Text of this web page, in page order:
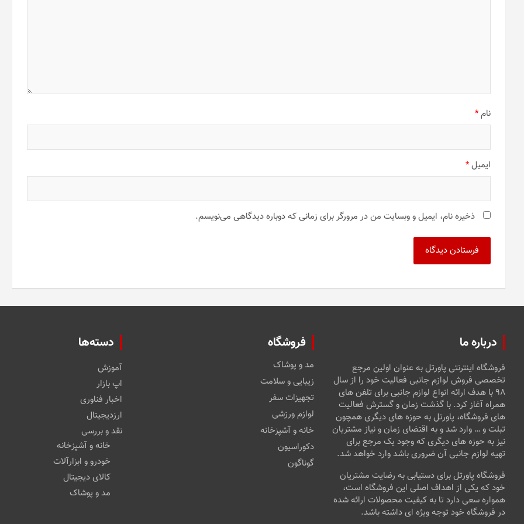
نام*
ایمیل*
ذخیره نام، ایمیل و وبسایت من در مرورگر برای زمانی که دوباره دیدگاهی می‌نویسم.
درباره ما
فروشگاه اینترنتی پاورتل به عنوان اولین مرجع
تخصصی فروش لوازم جانبی فعالیت خود را از سال
۹۸ با هدف ارائه انواع لوازم جانبی برای تلفن های
همراه آغاز کرد. با گذشت زمان و گسترش فعالیت
های فروشگاه، پاورتل به حوزه های دیگری همچون
تبلت و … وارد شد و به اقتضای زمان و نیاز مشتریان
نیز به حوزه های دیگری که وجود یک مرجع برای
تهیه لوازم جانبی آن ضروری باشد وارد خواهد شد.
فروشگاه پاورتل برای دستیابی به رضایت مشتریان
خود که یکی از اهداف اصلی این فروشگاه است،
همواره سعی دارد تا به کیفیت محصولات ارائه شده
در فروشگاه خود توجه ویژه ای داشته باشد.
فروشگاه
مد و پوشاک
زیبایی و سلامت
تجهیزات سفر
لوازم ورزشی
خانه و آشپزخانه
دکوراسیون
گوناگون
دسته‌ها
آموزش
اپ بازار
اخبار فناوری
ارزدیجیتال
نقد و بررسی
خانه و آشپزخانه
خودرو و ابزارآلات
کالای دیجیتال
مد و پوشاک